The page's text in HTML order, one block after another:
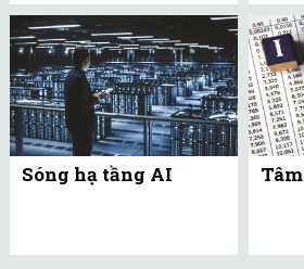
Sóng hạ tầng AI